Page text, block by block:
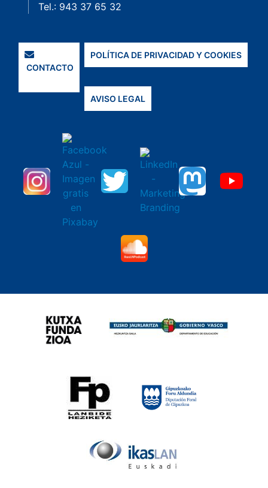
Tel.: 943 37 65 32
CONTACTO
POLÍTICA DE PRIVACIDAD Y COOKIES
AVISO LEGAL